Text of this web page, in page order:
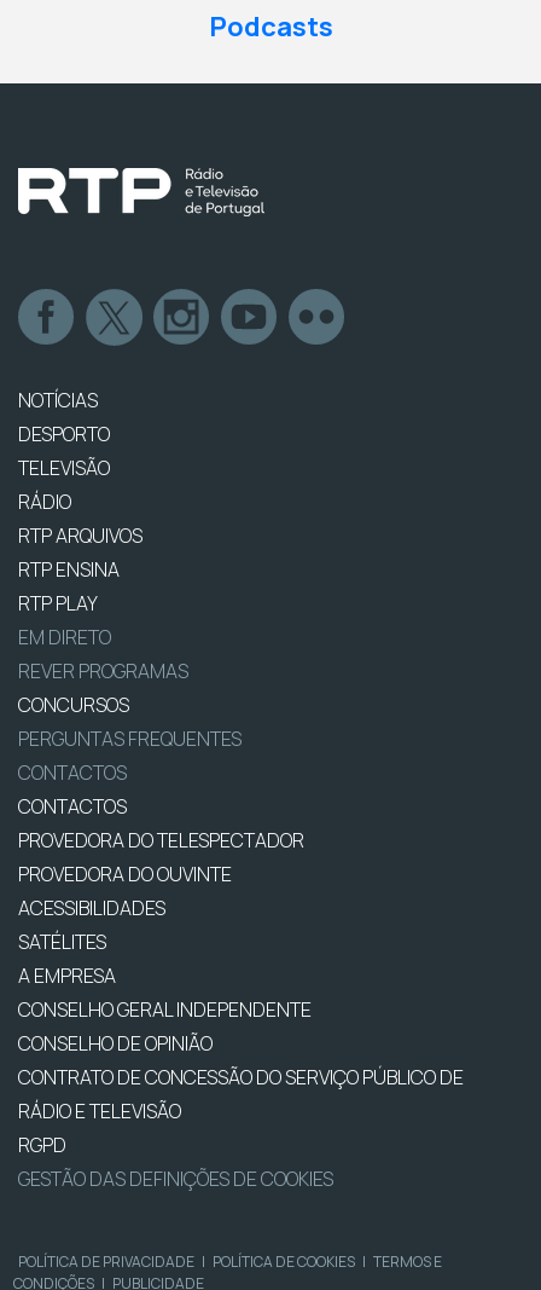
Podcasts
NOTÍCIAS
DESPORTO
TELEVISÃO
RÁDIO
RTP ARQUIVOS
RTP ENSINA
RTP PLAY
EM DIRETO
REVER PROGRAMAS
CONCURSOS
PERGUNTAS FREQUENTES
CONTACTOS
CONTACTOS
PROVEDORA DO TELESPECTADOR
PROVEDORA DO OUVINTE
ACESSIBILIDADES
SATÉLITES
A EMPRESA
CONSELHO GERAL INDEPENDENTE
CONSELHO DE OPINIÃO
CONTRATO DE CONCESSÃO DO SERVIÇO PÚBLICO DE
RÁDIO E TELEVISÃO
RGPD
GESTÃO DAS DEFINIÇÕES DE COOKIES
POLÍTICA DE PRIVACIDADE | POLÍTICA DE COOKIES | TERMOS E
CONDIÇÕES | PUBLICIDADE